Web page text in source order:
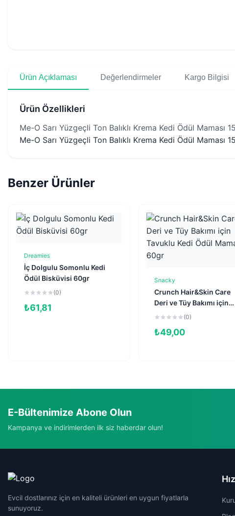
Ürün Açıklaması Değerlendirmeler Kargo Bilgisi
Ürün Özellikleri
Me-O Sarı Yüzgeçli Ton Balıklı Krema Kedi Ödül Maması
Me-O Sarı Yüzgeçli Ton Balıklı Krema Kedi Ödül Maması
Benzer Ürünler
Dreamies
İç Dolgulu Somonlu Kedi
Ödül Bisküvisi 60gr
(0)
₺61,81
Snacky
Crunch Hair&Skin Care
Deri ve Tüy Bakımı için
Tavuklu Kedi Ödül
(0)
₺49,00
E-Bültenimize Abone Olun
Kampanya ve indirimlerden ilk siz haberdar olun!
Evcil dostlarınız için en kaliteli ürünleri en uygun fiyatlarla
sunuyoruz.